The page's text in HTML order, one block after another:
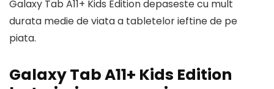
Galaxy Tab A11+ Kids Edition depaseste cu mult
durata medie de viata a tabletelor ieftine de pe
piata.
Galaxy Tab A11+ Kids Edition